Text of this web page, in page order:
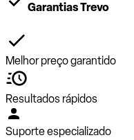
Garantias Trevo
Melhor preço garantido
Resultados rápidos
Suporte especializado